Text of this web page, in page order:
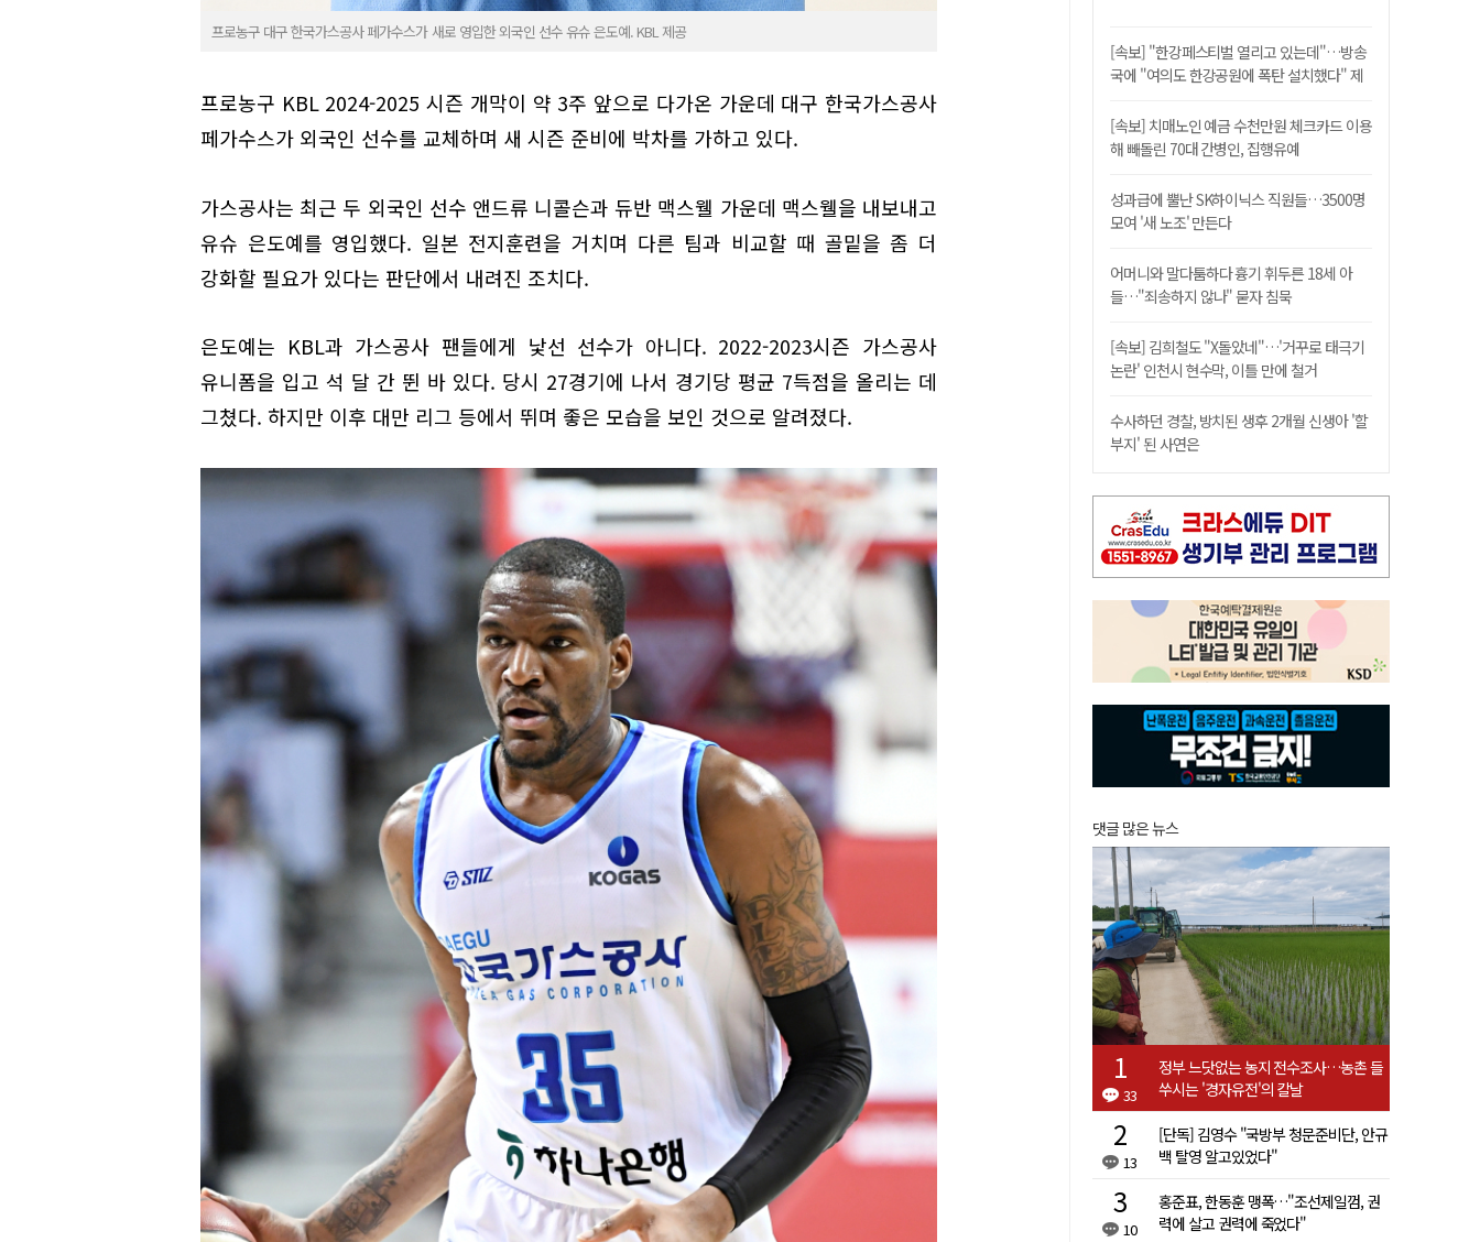
프로농구 대구 한국가스공사 페가수스가 새로 영입한 외국인 선수 유슈 은도예. KBL 제공
프로농구 KBL 2024-2025 시즌 개막이 약 3주 앞으로 다가온 가운데 대구 한국가스공사
페가수스가 외국인 선수를 교체하며 새 시즌 준비에 박차를 가하고 있다.
가스공사는 최근 두 외국인 선수 앤드류 니콜슨과 듀반 맥스웰 가운데 맥스웰을 내보내고
유슈 은도예를 영입했다. 일본 전지훈련을 거치며 다른 팀과 비교할 때 골밑을 좀 더
강화할 필요가 있다는 판단에서 내려진 조치다.
은도예는 KBL과 가스공사 팬들에게 낯선 선수가 아니다. 2022-2023시즌 가스공사
유니폼을 입고 석 달 간 뛴 바 있다. 당시 27경기에 나서 경기당 평균 7득점을 올리는 데
그쳤다. 하지만 이후 대만 리그 등에서 뛰며 좋은 모습을 보인 것으로 알려졌다.
[속보] "한강페스티벌 열리고 있는데"…방송
국에 "여의도 한강공원에 폭탄 설치했다" 제
[속보] 치매노인 예금 수천만원 체크카드 이용
해 빼돌린 70대 간병인, 집행유예
성과급에 뿔난 SK하이닉스 직원들…3500명
모여 '새 노조' 만든다
어머니와 말다툼하다 흉기 휘두른 18세 아
들…"죄송하지 않나" 묻자 침묵
[속보] 김희철도 "X돌았네"…'거꾸로 태극기
논란' 인천시 현수막, 이틀 만에 철거
수사하던 경찰, 방치된 생후 2개월 신생아 '할
부지' 된 사연은
댓글 많은 뉴스
33
정부 느닷없는 농지 전수조사…농촌 들
쑤시는 '경자유전'의 칼날
13
[단독] 김영수 "국방부 청문준비단, 안규
백 탈영 알고있었다"
10
홍준표, 한동훈 맹폭…"조선제일껌, 권
력에 살고 권력에 죽었다"